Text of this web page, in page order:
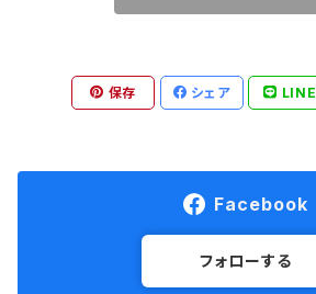
保存 シェア LINE
Facebook
フォローする